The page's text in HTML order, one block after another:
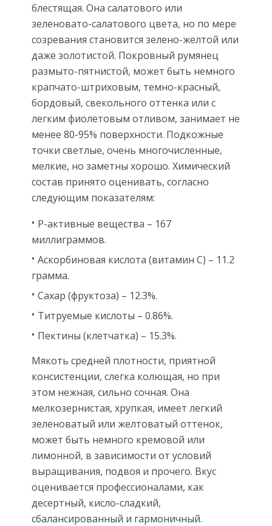
блестящая. Она салатового или
зеленовато-салатового цвета, но по мере
созревания становится зелено-желтой или
даже золотистой. Покровный румянец
размыто-пятнистой, может быть немного
крапчато-штриховым, темно-красный,
бордовый, свекольного оттенка или с
легким фиолетовым отливом, занимает не
менее 80-95% поверхности. Подкожные
точки светлые, очень многочисленные,
мелкие, но заметны хорошо. Химический
состав принято оценивать, согласно
следующим показателям:
P-активные вещества – 167
миллиграммов.
Аскорбиновая кислота (витамин С) – 11.2
грамма.
Сахар (фруктоза) – 12.3%.
Титруемые кислоты – 0.86%.
Пектины (клетчатка) – 15.3%.
Мякоть средней плотности, приятной
консистенции, слегка колющая, но при
этом нежная, сильно сочная. Она
мелкозернистая, хрупкая, имеет легкий
зеленоватый или желтоватый оттенок,
может быть немного кремовой или
лимонной, в зависимости от условий
выращивания, подвоя и прочего. Вкус
оценивается профессионалами, как
десертный, кисло-сладкий,
сбалансированный и гармоничный.